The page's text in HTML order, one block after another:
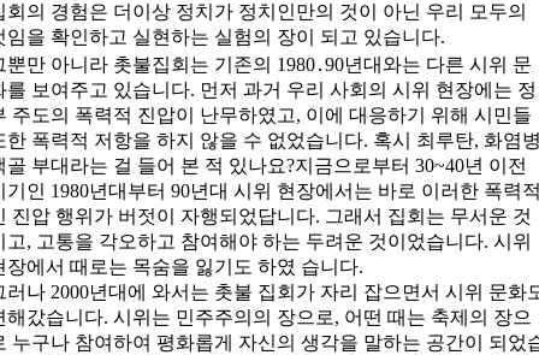
회의 경험은 더이상 정치가 정치인만의 것이 아닌 우리 모두의
임을 확인하고 실현하는 실험의 장이 되고 있습니다.
뿐만 아니라 촛불집회는 기존의 1980․90년대와는 다른 시위 문
를 보여주고 있습니다. 먼저 과거 우리 사회의 시위 현장에는 정
주도의 폭력적 진압이 난무하였고, 이에 대응하기 위해 시민들
한 폭력적 저항을 하지 않을 수 없었습니다. 혹시 최루탄, 화염
골 부대라는 걸 들어 본 적 있나요?지금으로부터 30~40년 이전
기인 1980년대부터 90년대 시위 현장에서는 바로 이러한 폭력
진압 행위가 버젓이 자행되었답니다. 그래서 집회는 무서운 것
고, 고통을 각오하고 참여해야 하는 두려운 것이었습니다. 시위
장에서 때로는 목숨을 잃기도 하였 습니다.
러나 2000년대에 와서는 촛불 집회가 자리 잡으면서 시위 문화
해갔습니다. 시위는 민주주의의 장으로, 어떤 때는 축제의 장으
누구나 참여하여 평화롭게 자신의 생각을 말하는 공간이 되었